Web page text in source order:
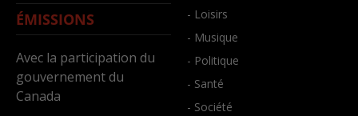
ÉMISSIONS
Avec la participation du
gouvernement du
Canada
- Loisirs
- Musique
- Politique
- Santé
- Société